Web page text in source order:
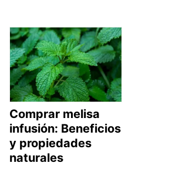
Comprar melisa
infusión: Beneficios
y propiedades
naturales